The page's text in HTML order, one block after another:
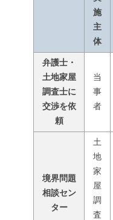
施
主
体
弁護士・
土地家屋
調査士に
交渉を依
頼
当
事
者
境界問題
相談セン
ター
土
地
家
屋
調
査